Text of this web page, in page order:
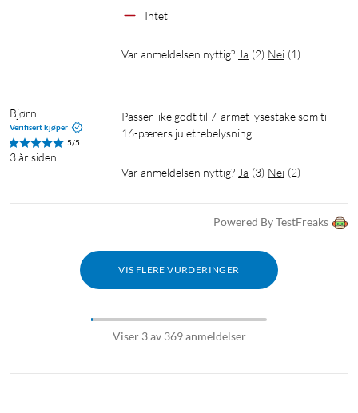
Intet
Var anmeldelsen nyttig? Ja (2) Nei (1)
Bjørn
Verifisert kjøper
5/5
3 år siden
Passer like godt til 7-armet lysestake som til
16-pærers juletrebelysning.
Var anmeldelsen nyttig? Ja (3) Nei (2)
Powered By TestFreaks
VIS FLERE VURDERINGER
Viser 3 av 369 anmeldelser